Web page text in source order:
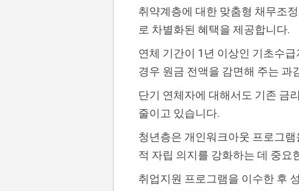
취약계층에 대한 맞춤형 채무조
로 차별화된 혜택을 제공합니다.
연체 기간이 1년 이상인 기초수
경우 원금 전액을 감면해 주는 과
단기 연체자에 대해서도 기존 금
줄이고 있습니다.
청년층은 개인워크아웃 프로그
적 자립 의지를 강화하는 데 중요
취업지원 프로그램을 이수한 후